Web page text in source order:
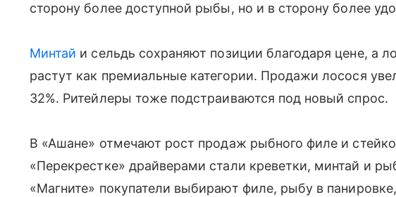
сторону более доступной рыбы, но и в сторону более
Минтай и сельдь сохраняют позиции благодаря цене, а
растут как премиальные категории. Продажи лосося
32%. Ритейлеры тоже подстраиваются под новый спрос.
В «Ашане» отмечают рост продаж рыбного филе и
«Перекрестке» драйверами стали креветки, минтай и
«Магните» покупатели выбирают филе, рыбу в